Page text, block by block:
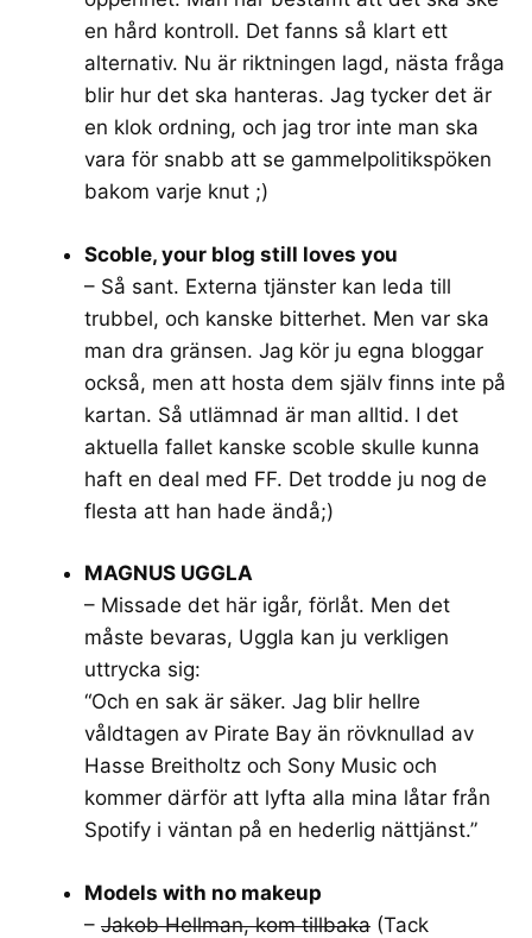
en hård kontroll. Det fanns så klart ett
alternativ. Nu är riktningen lagd, nästa fråga
blir hur det ska hanteras. Jag tycker det är
en klok ordning, och jag tror inte man ska
vara för snabb att se gammelpolitikspöken
bakom varje knut ;)
Scoble, your blog still loves you
– Så sant. Externa tjänster kan leda till
trubbel, och kanske bitterhet. Men var ska
man dra gränsen. Jag kör ju egna bloggar
också, men att hosta dem själv finns inte på
kartan. Så utlämnad är man alltid. I det
aktuella fallet kanske scoble skulle kunna
haft en deal med FF. Det trodde ju nog de
flesta att han hade ändå;)
MAGNUS UGGLA
– Missade det här igår, förlåt. Men det
måste bevaras, Uggla kan ju verkligen
uttrycka sig:
“Och en sak är säker. Jag blir hellre
våldtagen av Pirate Bay än rövknullad av
Hasse Breitholtz och Sony Music och
kommer därför att lyfta alla mina låtar från
Spotify i väntan på en hederlig nättjänst.”
Models with no makeup
– Jakob Hellman, kom tillbaka (Tack